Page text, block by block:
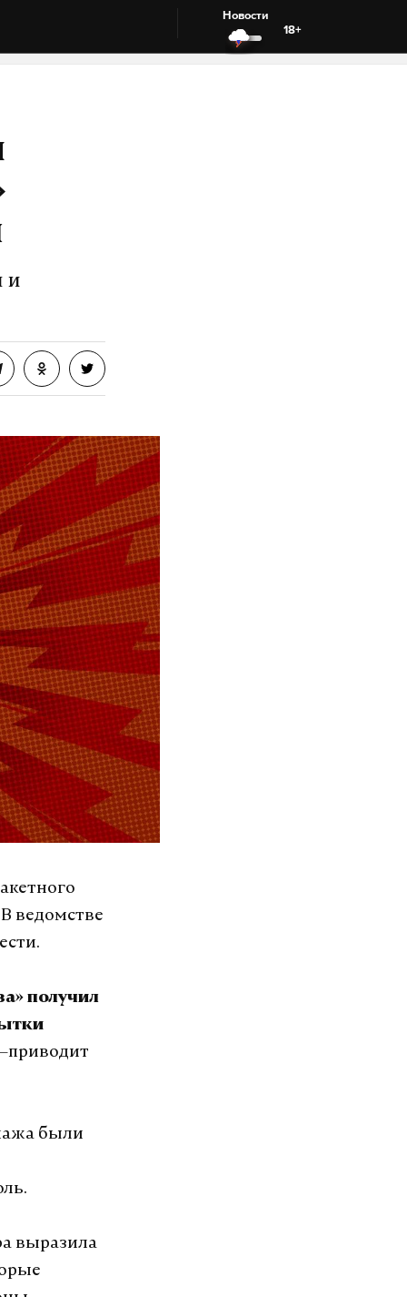
Новости
18+
и
ведомстве
получил
были
выразила